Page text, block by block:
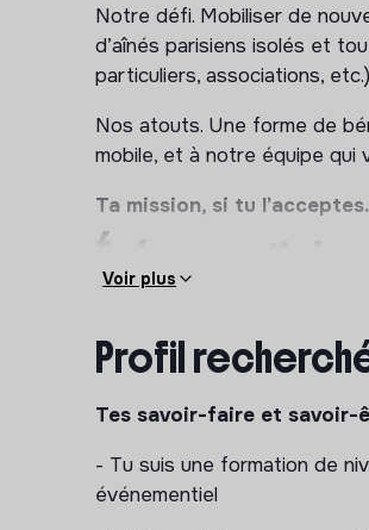
Notre défi. Mobiliser de
d’aînés parisiens isolés et
particuliers, associations, etc.)
Nos atouts. Une forme de
mobile, et à notre équipe qui
Ta mission, si tu
Événementiel :
:Une course et une marche
senior, fêtes de fin d’année,
• Assurer le suivi de nos
Voir plus
Profil
Tes savoir-faire et savoir-
- Tu suis une formation de
événementiel